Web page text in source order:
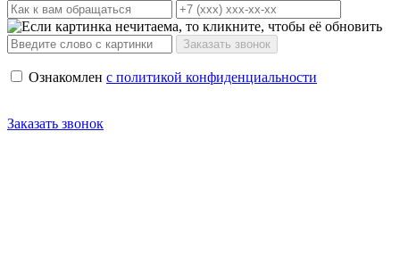
Ознакомлен с политикой конфиденциальности
Заказать звонок